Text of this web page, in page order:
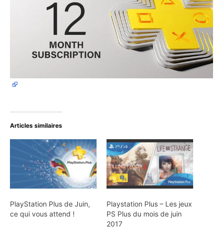
Articles similaires
PlayStation Plus de Juin,
ce qui vous attend !
Playstation Plus – Les jeux
PS Plus du mois de juin
2017